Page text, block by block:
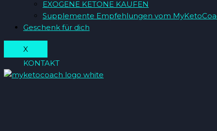
EXOGENE KETONE KAUFEN
Supplemente Empfehlungen vom
Geschenk für dich
X
KONTAKT